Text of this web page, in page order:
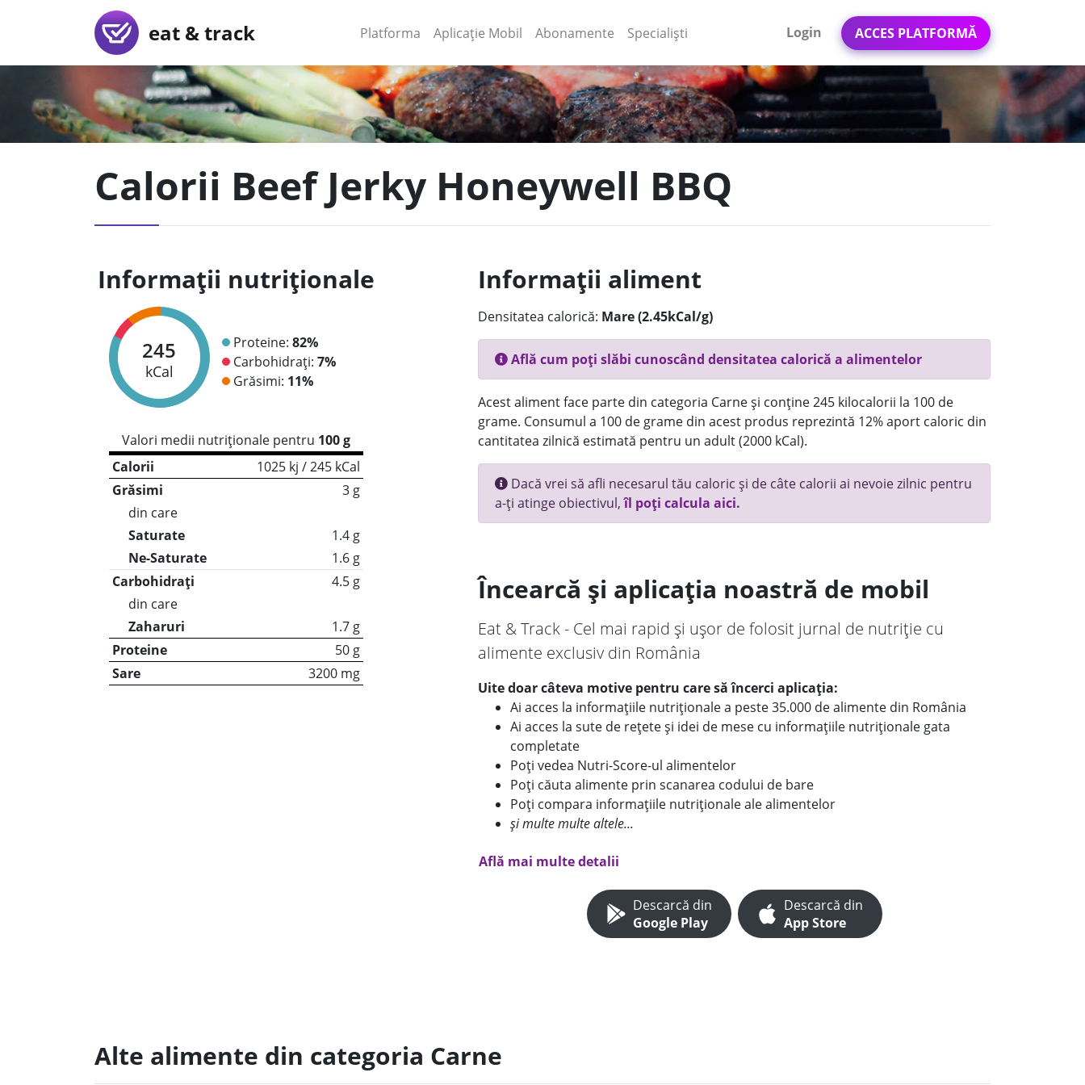
eat & track Platforma (current)
Aplicație Mobil (current)
Abonamente Specialiști Login ACCES PLATFORMĂ
Calorii Beef Jerky Honeywell BBQ
Informații nutriționale
245
kCal
Proteine: 82%
Carbohidrați: 7%
Grăsimi: 11%
Valori medii nutriționale pentru 100 g
Calorii
1025 kj / 245 kCal
Grăsimi
3 g
din care
Saturate
1.4 g
Ne-Saturate
1.6 g
Carbohidrați
4.5 g
din care
Zaharuri
1.7 g
Proteine
50 g
Sare
3200 mg
Informații aliment
Densitatea calorică: Mare (2.45kCal/g)
Află cum poți slăbi cunoscând densitatea calorică a alimentelor
Acest aliment face parte din categoria Carne și conține 245 kilocalorii la 100 de
grame. Consumul a 100 de grame din acest produs reprezintă 12% aport caloric din
cantitatea zilnică estimată pentru un adult (2000 kCal).
Dacă vrei să afli necesarul tău caloric și de câte calorii ai nevoie zilnic pentru
a-ți atinge obiectivul,îl poți calcula aici.
Încearcă și aplicația noastră de mobil
Eat & Track - Cel mai rapid și ușor de folosit jurnal de nutriție cu
alimente exclusiv din România
Uite doar câteva motive pentru care să încerci aplicația:
Ai acces la informațiile nutriționale a peste 35.000 de alimente din România
Ai acces la sute de rețete și idei de mese cu informațiile nutriționale gata
completate
Poți vedea Nutri-Score-ul alimentelor
Poți căuta alimente prin scanarea codului de bare
Poți compara informațiile nutriționale ale alimentelor
și multe multe altele...
Află mai multe detalii
Descarcă din
Google Play
Descarcă din
App Store
Alte alimente din categoria Carne